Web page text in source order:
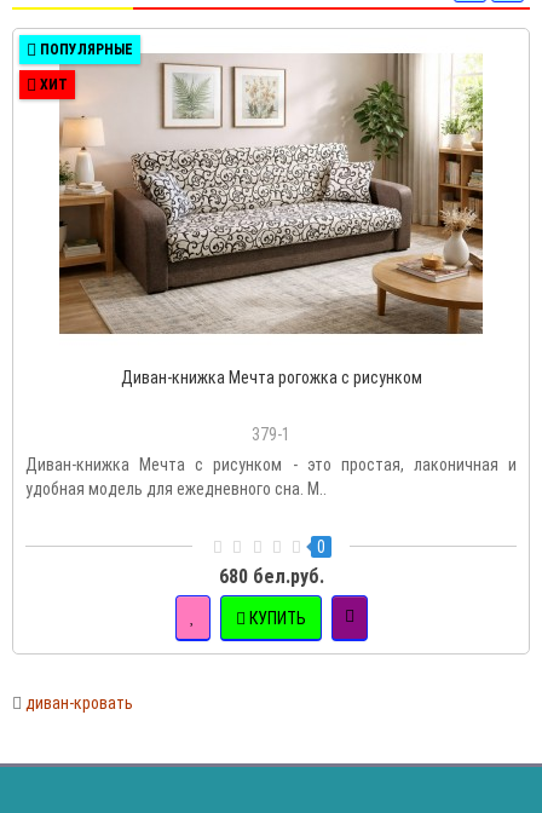
ПОПУЛЯРНЫЕ
ХИТ
Диван-книжка Мечта рогожка с рисунком
379-1
Диван-книжка Мечта с рисунком - это простая, лаконичная и
удобная модель для ежедневного сна. М..
0
680 бел.руб.
КУПИТЬ
диван-кровать